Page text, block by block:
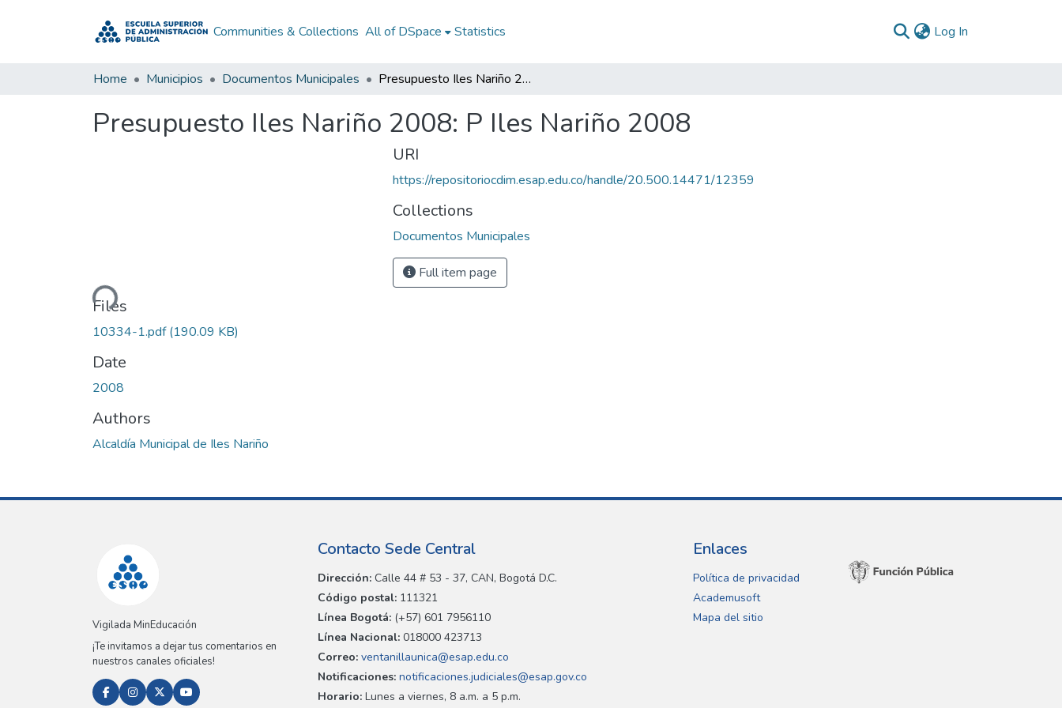
Communities & Collections All of DSpace Statistics Log In
Home Municipios Documentos Municipales Presupuesto Iles Nariño 2008: P Iles Nariño 2008
Presupuesto Iles Nariño 2008: P Iles Nariño 2008
Loading...
Files
10334-1.pdf(190.09 KB)
Date
2008
Authors
Alcaldía Municipal de Iles Nariño
URI
https://repositoriocdim.esap.edu.co/handle/20.500.14471/12359
Collections
Documentos Municipales
Full item page
Vigilada MinEducación
¡Te invitamos a dejar tus comentarios en
nuestros canales oficiales!
Contacto Sede Central
Dirección: Calle 44 # 53 - 37, CAN, Bogotá D.C.
Código postal: 111321
Línea Bogotá: (+57) 601 7956110
Línea Nacional: 018000 423713
Correo: ventanillaunica@esap.edu.co
Notificaciones: notificaciones.judiciales@esap.gov.co
Horario: Lunes a viernes, 8 a.m. a 5 p.m.
Enlaces
Política de privacidad
Academusoft
Mapa del sitio